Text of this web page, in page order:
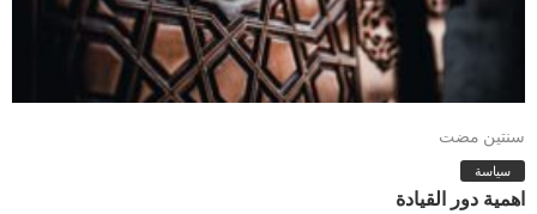
سنتين مضت
سياسة
اهمية دور القيادة